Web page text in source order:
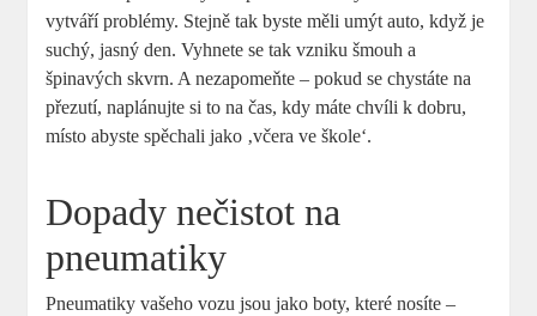
vytváří problémy. Stejně tak byste měli umýt auto, když je
suchý, jasný den. Vyhnete se tak vzniku šmouh a
špinavých skvrn. A nezapomeňte – pokud se chystáte na
přezutí, naplánujte si to na čas, kdy máte chvíli k dobru,
místo abyste spěchali jako ‚včera ve škole‘.
Dopady nečistot na
pneumatiky
Pneumatiky vašeho vozu jsou jako boty, které nosíte –